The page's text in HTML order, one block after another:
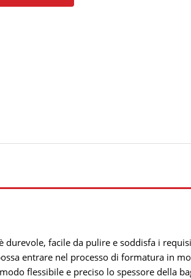
durevole, facile da pulire e soddisfa i
entrare nel processo di formatura in
flessibile e preciso lo spessore della